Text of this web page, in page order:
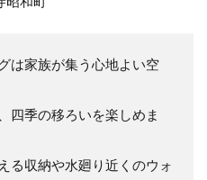
は家族が集う心地よい空
四季の移ろいを楽しめま
る収納や水廻り近くのウォ